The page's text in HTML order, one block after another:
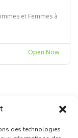
des technologies
et Femmes à
Open Now